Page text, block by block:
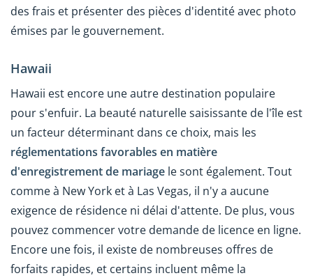
des frais et présenter des pièces d'identité avec photo
émises par le gouvernement.
Hawaii
Hawaii est encore une autre destination populaire
pour s'enfuir. La beauté naturelle saisissante de l'île est
un facteur déterminant dans ce choix, mais les
réglementations favorables en matière
d'enregistrement de mariage le sont également. Tout
comme à New York et à Las Vegas, il n'y a aucune
exigence de résidence ni délai d'attente. De plus, vous
pouvez commencer votre demande de licence en ligne.
Encore une fois, il existe de nombreuses offres de
forfaits rapides, et certains incluent même la